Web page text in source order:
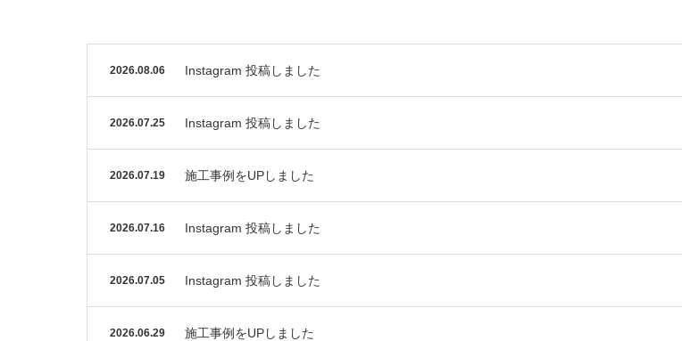
2026.08.06 Instagram 投稿しました
2026.07.25 Instagram 投稿しました
2026.07.19 施工事例をUPしました
2026.07.16 Instagram 投稿しました
2026.07.05 Instagram 投稿しました
2026.06.29 施工事例をUPしました